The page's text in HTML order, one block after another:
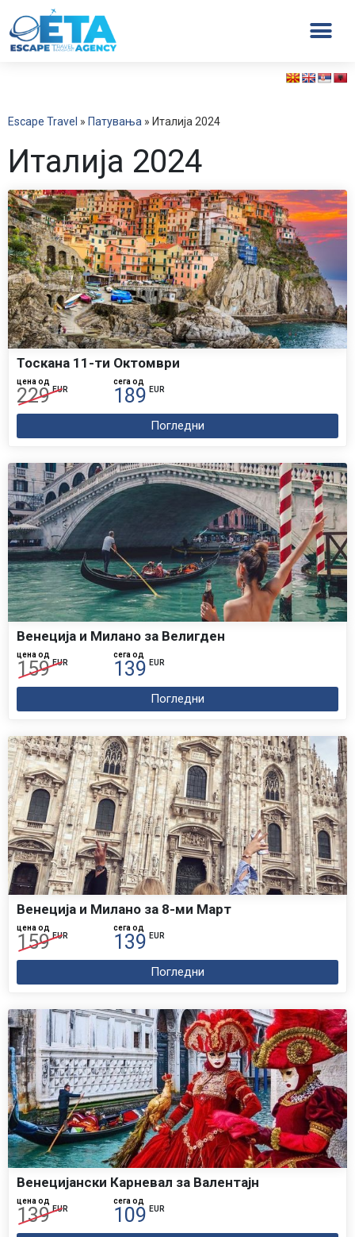
Escape Travel » Патувања » Италија 2024
Италија 2024
Тоскана 11-ти Октомври
цена од
229 EUR
сега од
189 EUR
Погледни
Венеција и Милано за Велигден
цена од
159 EUR
сега од
139 EUR
Погледни
Венеција и Милано за 8-ми Март
цена од
159 EUR
сега од
139 EUR
Погледни
Венецијански Карневал за Валентајн
цена од
139 EUR
сега од
109 EUR